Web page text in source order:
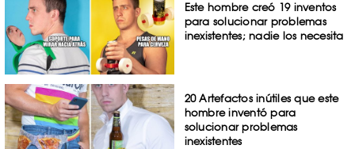
Este hombre creó 19 inventos
para solucionar problemas
inexistentes; nadie los necesita
20 Artefactos inútiles que este
hombre inventó para
solucionar problemas
inexistentes